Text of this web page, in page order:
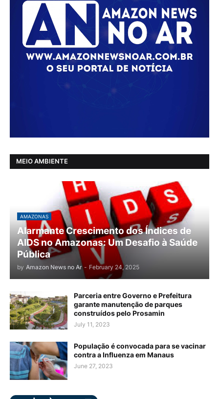
MEIO AMBIENTE
AMAZONAS
Alarmante Crescimento dos Índices de
AIDS no Amazonas: Um Desafio à Saúde
Pública
by Amazon News no Ar - February 24, 2025
Parceria entre Governo e Prefeitura
garante manutenção de parques
construídos pelo Prosamin
July 11, 2023
População é convocada para se vacinar
contra a Influenza em Manaus
June 27, 2023